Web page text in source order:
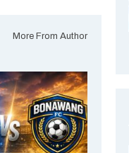
More From Author